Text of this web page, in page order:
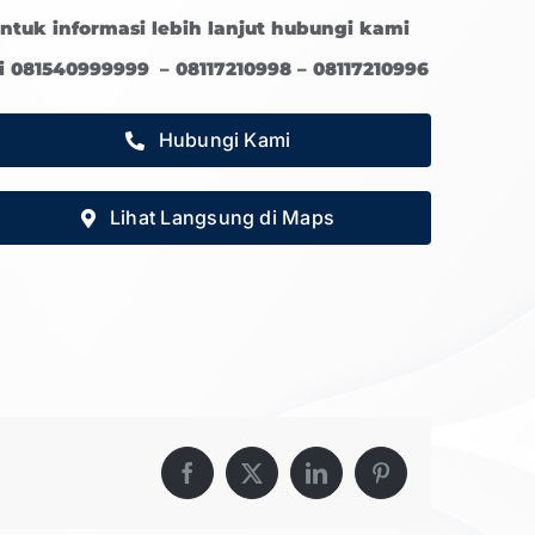
informasi lebih lanjut hubungi kami
081540999999 – 08117210998 – 08117210996
Hubungi Kami
Lihat Langsung di Maps
Facebook
X LinkedInPinterest